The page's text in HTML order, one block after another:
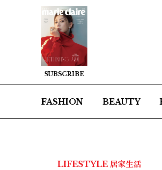
SUBSCRIBE
FASHION BEAUTY
LIFESTYLE 居家生活